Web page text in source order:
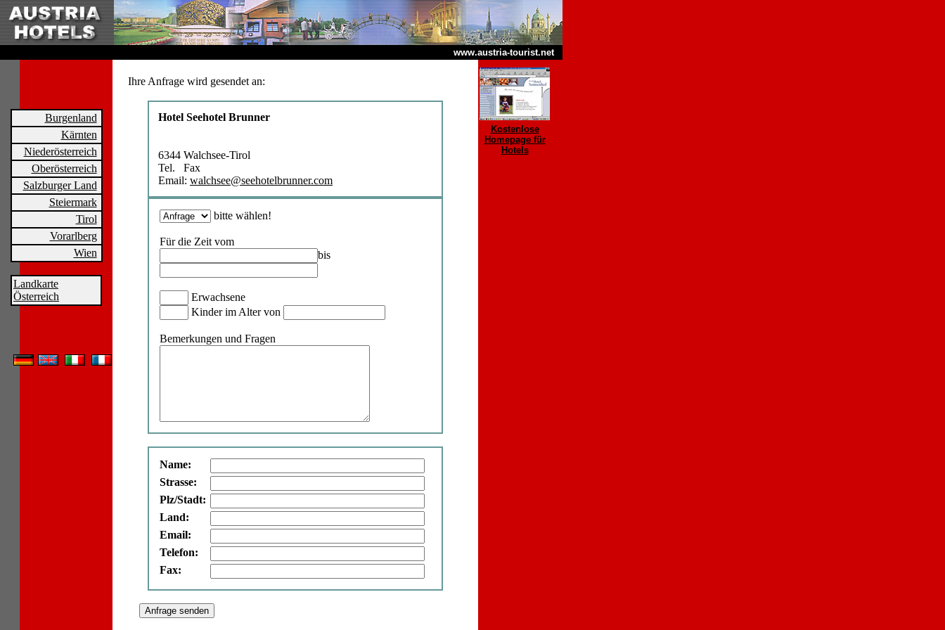
www.austria-tourist.net
Burgenland
Kärnten
Niederösterreich
Oberösterreich
Salzburger Land
Steiermark
Tirol
Vorarlberg
Wien
Landkarte
Österreich
Ihre Anfrage wird gesendet an:
Hotel Seehotel Brunner
6344 Walchsee-Tirol
Tel. Fax
Email: walchsee@seehotelbrunner.com
bitte wählen!
Für die Zeit vom
bis
Erwachsene
Kinder im Alter von
Bemerkungen und Fragen
Name:
Strasse:
Plz/Stadt:
Land:
Email:
Telefon:
Fax:
Kostenlose
Homepage für
Hotels